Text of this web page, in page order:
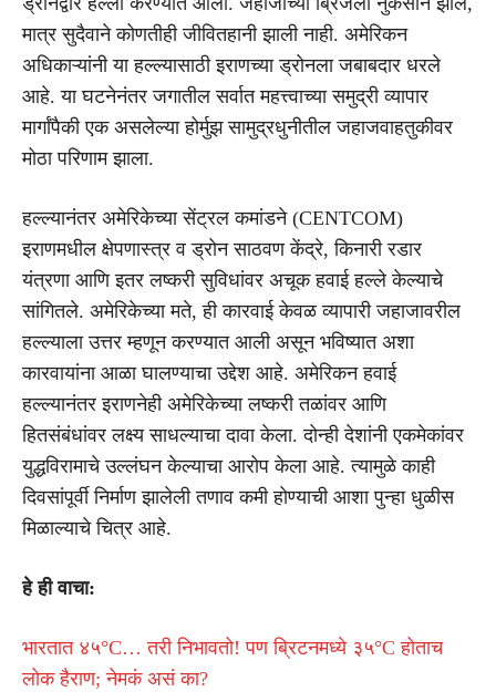
मात्र सुदैवाने कोणतीही जीवितहानी झाली नाही. अमेरिकन
अधिकाऱ्यांनी या हल्ल्यासाठी इराणच्या ड्रोनला जबाबदार धरले
आहे. या घटनेनंतर जगातील सर्वात महत्त्वाच्या समुद्री व्यापार
मार्गांपैकी एक असलेल्या होर्मुझ सामुद्रधुनीतील जहाजवाहतुकीवर
मोठा परिणाम झाला.
हल्ल्यानंतर अमेरिकेच्या सेंट्रल कमांडने (CENTCOM)
इराणमधील क्षेपणास्त्र व ड्रोन साठवण केंद्रे, किनारी रडार
यंत्रणा आणि इतर लष्करी सुविधांवर अचूक हवाई हल्ले केल्याचे
सांगितले. अमेरिकेच्या मते, ही कारवाई केवळ व्यापारी जहाजावरील
हल्ल्याला उत्तर म्हणून करण्यात आली असून भविष्यात अशा
कारवायांना आळा घालण्याचा उद्देश आहे. अमेरिकन हवाई
हल्ल्यानंतर इराणनेही अमेरिकेच्या लष्करी तळांवर आणि
हितसंबंधांवर लक्ष्य साधल्याचा दावा केला. दोन्ही देशांनी एकमेकांवर
युद्धविरामाचे उल्लंघन केल्याचा आरोप केला आहे. त्यामुळे काही
दिवसांपूर्वी निर्माण झालेली तणाव कमी होण्याची आशा पुन्हा धुळीस
मिळाल्याचे चित्र आहे.
हे ही वाचा:
भारतात ४५°C… तरी निभावतो! पण ब्रिटनमध्ये ३५°C होताच
लोक हैराण; नेमकं असं का?